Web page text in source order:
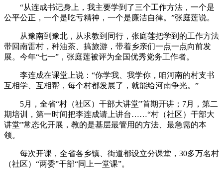
“从连成书记身上，我主要学到了三个工作方法，一个是
公平公正，一个是吃亏精神，一个是廉洁自律。”张庭莲说。
从豫南到豫北，从求教到同行，张庭莲把学到的工作方法
带回南雷村，种油茶、搞旅游，带着乡亲们一点一点向前发
展。今年“七一”，张庭莲被评为全国优秀党务工作者。
李连成在课堂上说：“你学我、我学你，咱河南的村支书
互相学、互相帮，每个村都发展了，就能给河南争光。”
5月，全省“村（社区）干部大讲堂”首期开讲；7月，第二
期培训，第一时间把李连成请上讲台……“村（社区）干部大
讲堂”常态化开展，教的是基层最管用的方法、最急需的本
领。
每次开课，全省各乡镇、街道都设立分课堂，30多万名村
（社区）“两委”干部“同上一堂课”。